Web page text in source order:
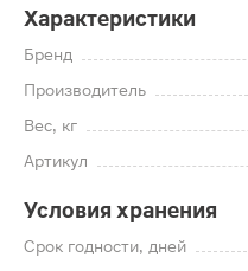
Характеристики
Бренд
Производитель
Вес, кг
Артикул
Условия хранения
Срок годности, дней